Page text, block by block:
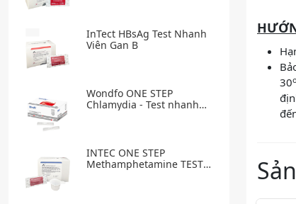
InTect HBsAg Test Nhanh
Viên Gan B
Wondfo ONE STEP
Chlamydia - Test nhanh
INTEC ONE STEP
Methamphetamine TEST
30